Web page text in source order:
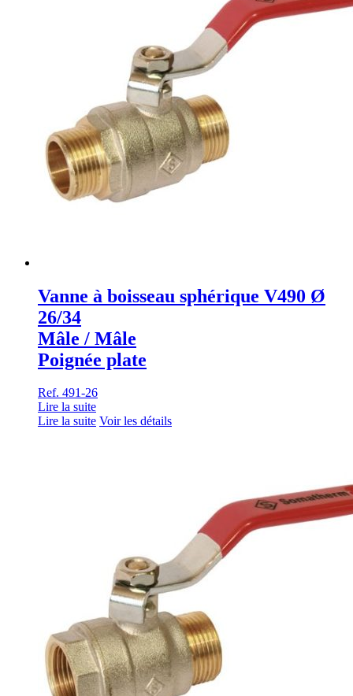
Vanne à boisseau sphérique V490 Ø
26/34
Mâle / Mâle
Poignée plate
Ref. 491-26
Lire la suite
Lire la suite Voir les détails